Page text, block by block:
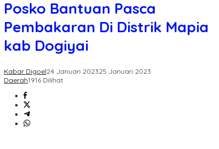
Pasca
Di
Mapia
kab
Posko Bantuan Pasca
Pembakaran Di Distrik Mapia
kab Dogiyai
Kabar Digoel24 Januari 202325 Januari 2023
Daerah1916 Dilihat